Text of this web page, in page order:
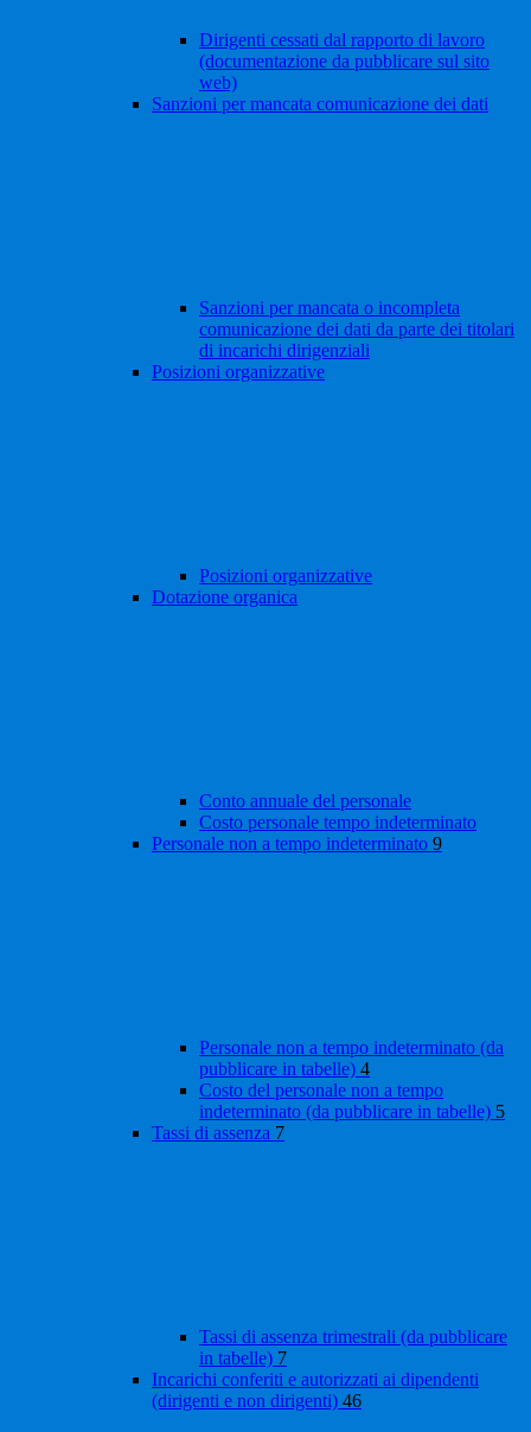
Dirigenti cessati dal rapporto di lavoro
(documentazione da pubblicare sul sito
web)
Sanzioni per mancata comunicazione dei dati
Sanzioni per mancata o incompleta
comunicazione dei dati da parte dei titolari
di incarichi dirigenziali
Posizioni organizzative
Posizioni organizzative
Dotazione organica
Conto annuale del personale
Costo personale tempo indeterminato
Personale non a tempo indeterminato 9
Personale non a tempo indeterminato (da
pubblicare in tabelle) 4
Costo del personale non a tempo
indeterminato (da pubblicare in tabelle) 5
Tassi di assenza 7
Tassi di assenza trimestrali (da pubblicare
in tabelle) 7
Incarichi conferiti e autorizzati ai dipendenti
(dirigenti e non dirigenti) 46